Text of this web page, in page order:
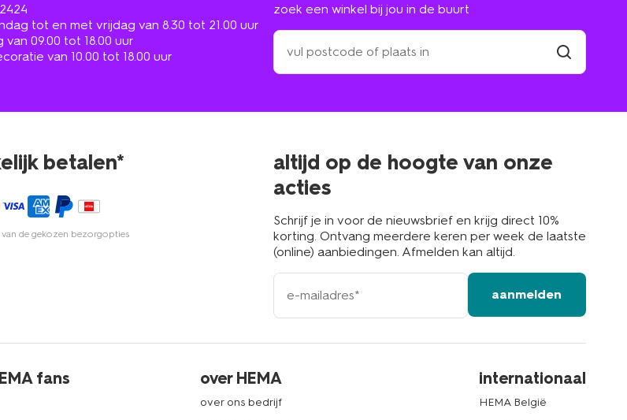
tot en met vrijdag van 8.30 tot 21.00 uur
van 09.00 tot 18.00 uur
van 10.00 tot 18.00 uur
zoek een winkel bij jou in de buurt
zoek
een
winkel
in
betalen*
van de gekozen bezorgopties
altijd op de hoogte van onze
acties
Schrijf je in voor de nieuwsbrief en krijg direct 10%
korting. Ontvang meerdere keren per week de laatste
(online) aanbiedingen. Afmelden kan altijd.
e-
mailadres
aanmelden
fans over HEMA
over ons bedrijf
internationaal
HEMA België